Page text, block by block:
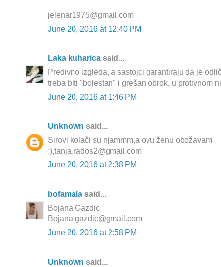
jelenar1975@gmail.com
June 20, 2016 at 12:40 PM
Laka kuharica said...
Predivno izgleda, a sastojci garantiraju da je
treba biti "bolestan" i grešan obrok, u protivnom
June 20, 2016 at 1:46 PM
Unknown said...
Sirovi kolači su njammm,a ovu ženu obožavam
:),tanja.rados2@gmail.com
June 20, 2016 at 2:38 PM
bofamala said...
Bojana Gazdic
Bojana.gazdic@gmail.com
June 20, 2016 at 2:58 PM
Unknown said...